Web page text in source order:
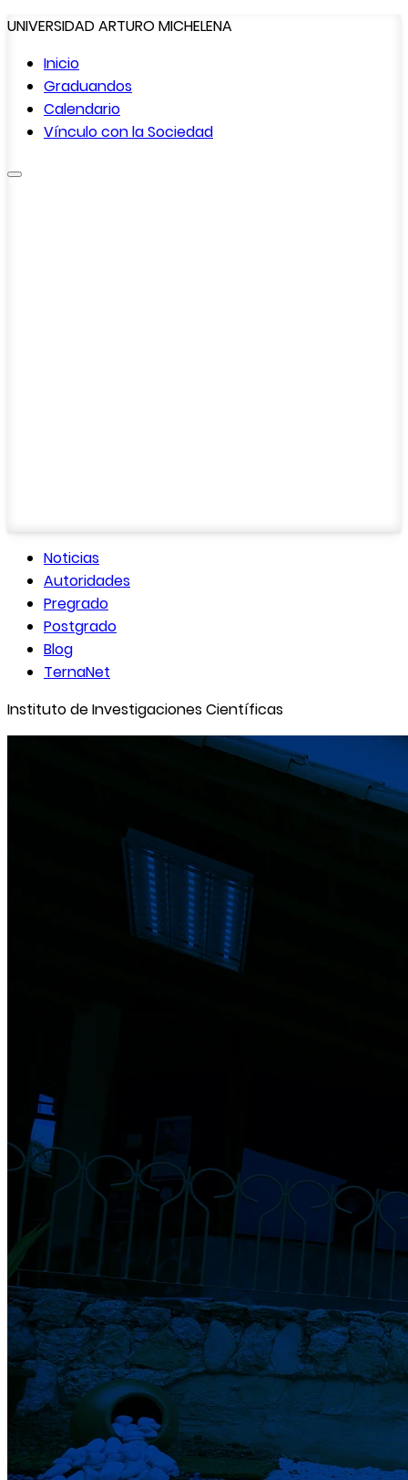
UNIVERSIDAD ARTURO MICHELENA
Inicio
Graduandos
Calendario
Vínculo con laSociedad
Noticias
Autoridades
Pregrado
Postgrado
Blog
TernaNet
Instituto de Investigaciones Científicas